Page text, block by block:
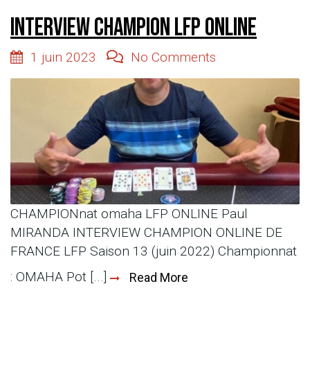
INTERVIEW CHAMPION LFP ONLINE
1 juin 2023 No Comments
CHAMPIONnat omaha LFP ONLINE Paul
MIRANDA INTERVIEW CHAMPION ONLINE DE
FRANCE LFP Saison 13 (juin 2022) Championnat
: OMAHA Pot [...]
Read More